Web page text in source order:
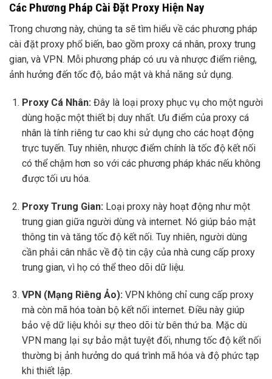
Các Phương Pháp Cài Đặt Proxy Hiện Nay
Trong chương này, chúng ta sẽ tìm hiểu về các phương pháp
cài đặt proxy phổ biến, bao gồm proxy cá nhân, proxy trung
gian, và VPN. Mỗi phương pháp có ưu và nhược điểm riêng,
ảnh hưởng đến tốc độ, bảo mật và khả năng sử dụng.
Proxy Cá Nhân: Đây là loại proxy phục vụ cho một người
dùng hoặc một thiết bị duy nhất. Ưu điểm của proxy cá
nhân là tính riêng tư cao khi sử dụng cho các hoạt động
trực tuyến. Tuy nhiên, nhược điểm chính là tốc độ kết nối
có thể chậm hơn so với các phương pháp khác nếu không
được tối ưu hóa.
Proxy Trung Gian: Loại proxy này hoạt động như một
trung gian giữa người dùng và internet. Nó giúp bảo mật
thông tin và tăng tốc độ kết nối. Tuy nhiên, người dùng
cần phải cân nhắc về độ tin cậy của nhà cung cấp proxy
trung gian, vì họ có thể theo dõi dữ liệu.
VPN (Mạng Riêng Ảo): VPN không chỉ cung cấp proxy
mà còn mã hóa toàn bộ kết nối internet. Điều này giúp
bảo vệ dữ liệu khỏi sự theo dõi từ bên thứ ba. Mặc dù
VPN mang lại sự bảo mật tuyệt đối, nhưng tốc độ kết nối
thường bị ảnh hưởng do quá trình mã hóa và độ phức tạp
khi thiết lập.